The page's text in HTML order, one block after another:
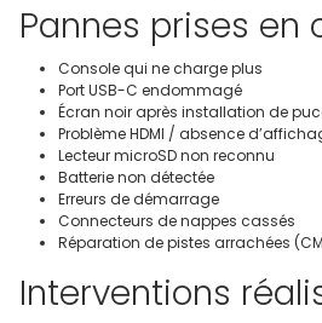
Pannes prises en
Console qui ne charge plus
Port USB-C endommagé
Écran noir après installation de
Problème HDMI / absence
Lecteur microSD non reconnu
Batterie non détectée
Erreurs de démarrage
Connecteurs de nappes cassés
Réparation de pistes arrachées
Interventions